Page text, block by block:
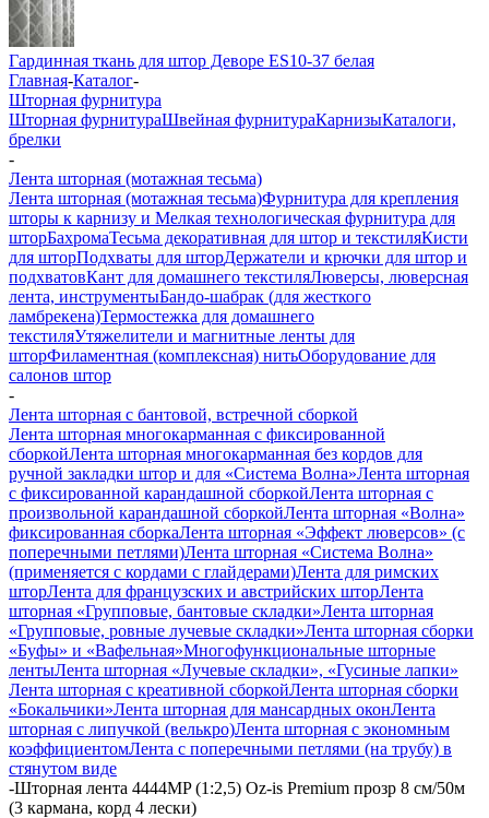
Гардинная ткань для штор Деворе ES10-37 белая
Главная-Каталог-
Шторная фурнитура
Шторная фурнитураШвейная фурнитураКарнизыКаталоги,
брелки
-
Лента шторная (мотажная тесьма)
Лента шторная (мотажная тесьма)Фурнитура для крепления
шторы к карнизу и Мелкая технологическая фурнитура для
шторБахромаТесьма декоративная для штор и текстиляКисти
для шторПодхваты для шторДержатели и крючки для штор и
подхватовКант для домашнего текстиляЛюверсы, люверсная
лента, инструментыБандо-шабрак (для жесткого
ламбрекена)Термостежка для домашнего
текстиляУтяжелители и магнитные ленты для
шторФиламентная (комплексная) нитьОборудование для
салонов штор
-
Лента шторная с бантовой, встречной сборкой
Лента шторная многокарманная с фиксированной
сборкойЛента шторная многокарманная без кордов для
ручной закладки штор и для «Система Волна»Лента шторная
с фиксированной карандашной сборкойЛента шторная с
произвольной карандашной сборкойЛента шторная «Волна»
фиксированная сборкаЛента шторная «Эффект люверсов» (с
поперечными петлями)Лента шторная «Система Волна»
(применяется с кордами с глайдерами)Лента для римских
шторЛента для французских и австрийских шторЛента
шторная «Групповые, бантовые складки»Лента шторная
«Групповые, ровные лучевые складки»Лента шторная сборки
«Буфы» и «Вафельная»Многофункциональные шторные
лентыЛента шторная «Лучевые складки», «Гусиные лапки»
Лента шторная с креативной сборкойЛента шторная сборки
«Бокальчики»Лента шторная для мансардных оконЛента
шторная с липучкой (велькро)Лента шторная с экономным
коэффициентомЛента с поперечными петлями (на трубу) в
стянутом виде
-Шторная лента 4444MP (1:2,5) Oz-is Premium прозр 8 см/50м
(3 кармана, корд 4 лески)